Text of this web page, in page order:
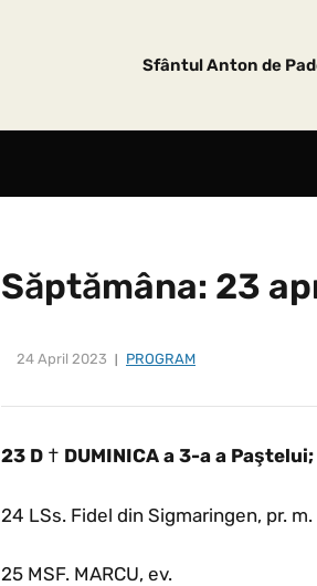
Sfântul Anton de
Săptămâna: 23
24 April 2023 PROGRAM
23 D † DUMINICA a 3-a a Paştelui;
24 LSs. Fidel din Sigmaringen, pr.
25 MSF. MARCU, ev.